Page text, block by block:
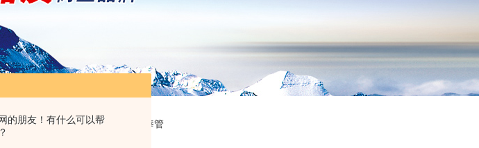
的朋友！有什么可以帮
辆检修工作灯IP65红蓝频闪信号棒管